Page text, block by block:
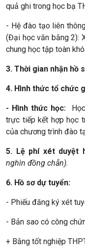
quả ghi trong học bạ
- Hệ đào tạo liên
(Đại học văn bằng 2):
chung học tập toàn
3. Thời gian nhận hồ
4. Hình thức tổ chức
- Hình thức học:
trực tiếp kết hợp học
của chương trình đào
5. Lệ phí xét duyệt
nghìn đồng chẵn).
6. Hồ sơ dự tuyển:
- Phiếu đăng ký xét
- Bản sao có công
+ Bằng tốt nghiệp